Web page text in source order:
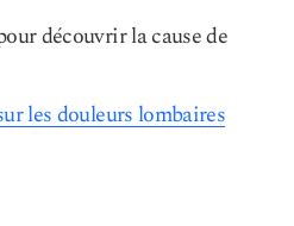
découvrir la cause de
les douleurs lombaires